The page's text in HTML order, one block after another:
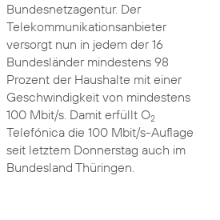
Bundesnetzagentur. Der
Telekommunikationsanbieter
versorgt nun in jedem der 16
Bundesländer mindestens 98
Prozent der Haushalte mit einer
Geschwindigkeit von mindestens
100 Mbit/s. Damit erfüllt O2
Telefónica die 100 Mbit/s-Auflage
seit letztem Donnerstag auch im
Bundesland Thüringen.